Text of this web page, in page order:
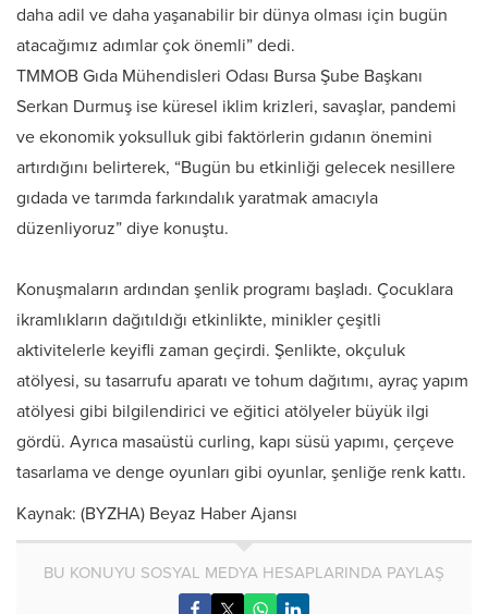
daha adil ve daha yaşanabilir bir dünya olması için bugün
atacağımız adımlar çok önemli” dedi.
​TMMOB Gıda Mühendisleri Odası Bursa Şube Başkanı
Serkan Durmuş ise küresel iklim krizleri, savaşlar, pandemi
ve ekonomik yoksulluk gibi faktörlerin gıdanın önemini
artırdığını belirterek, “Bugün bu etkinliği gelecek nesillere
gıdada ve tarımda farkındalık yaratmak amacıyla
düzenliyoruz” diye konuştu.
Konuşmaların ardından şenlik programı başladı. Çocuklara
ikramlıkların dağıtıldığı etkinlikte, minikler çeşitli
aktivitelerle keyifli zaman geçirdi. Şenlikte, okçuluk
atölyesi, su tasarrufu aparatı ve tohum dağıtımı, ayraç yapım
atölyesi gibi bilgilendirici ve eğitici atölyeler büyük ilgi
gördü. Ayrıca masaüstü curling, kapı süsü yapımı, çerçeve
tasarlama ve denge oyunları gibi oyunlar, şenliğe renk kattı.
Kaynak: (BYZHA) Beyaz Haber Ajansı
BU KONUYU SOSYAL MEDYA HESAPLARINDA PAYLAŞ